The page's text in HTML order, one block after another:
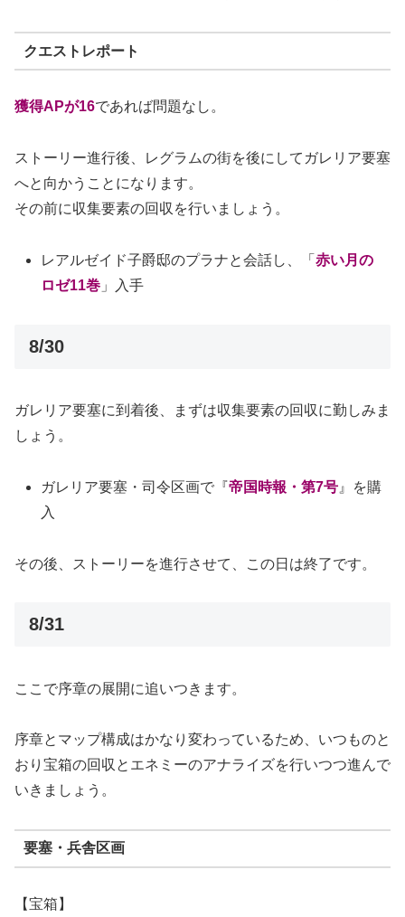
クエストレポート
獲得APが16であれば問題なし。
ストーリー進行後、レグラムの街を後にしてガレリア要塞
へと向かうことになります。
その前に収集要素の回収を行いましょう。
レアルゼイド子爵邸のプラナと会話し、「赤い月の
ロゼ11巻 」入手
8/30
ガレリア要塞に到着後、まずは収集要素の回収に勤しみま
しょう。
ガレリア要塞・司令区画で『帝国時報・第7号 』を購
入
その後、ストーリーを進行させて、この日は終了です。
8/31
ここで序章の展開に追いつきます。
序章とマップ構成はかなり変わっているため、いつものと
おり宝箱の回収とエネミーのアナライズを行いつつ進んで
いきましょう。
要塞・兵舎区画
【宝箱】